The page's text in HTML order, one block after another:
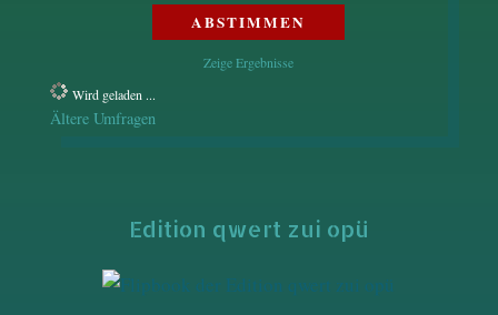
Zeige Ergebnisse
Wird geladen ...
Ältere Umfragen
Edition qwert zui opü